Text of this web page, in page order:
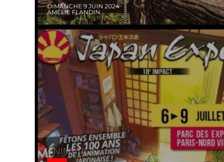
DIMANCHE 9 JUIN 2024
AMÉLIE FLANDIN
ANIMATION